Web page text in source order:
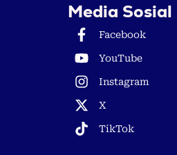
Media Sosial
Facebook
YouTube
Instagram
X
TikTok